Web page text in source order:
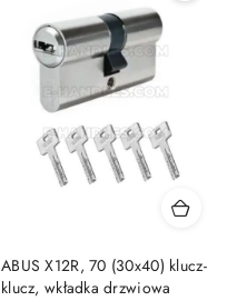
ABUS X12R, 70 (30x40) klucz-
klucz, wkładka drzwiowa